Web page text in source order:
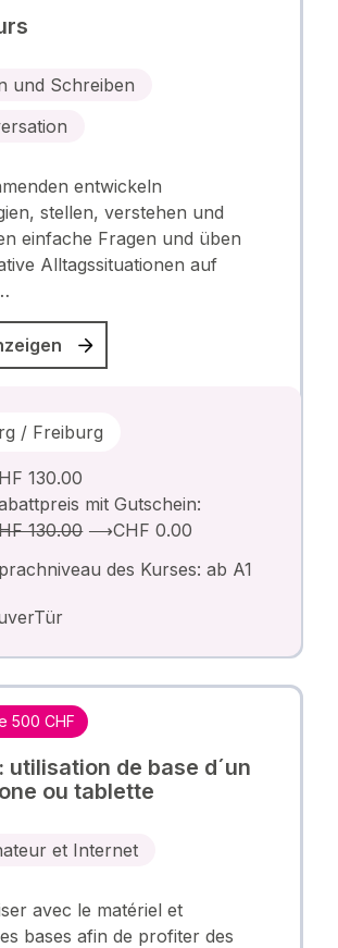
und Schreiben
entwickeln
stellen, verstehen und
einfache Fragen und üben
Alltagssituationen auf
/ Freiburg
130.00
mit Gutschein:
130.00⟶CHF 0.00
des Kurses: ab A1
500 CHF
utilisation de base d´un
ou tablette
et Internet
avec le matériel et
bases afin de profiter des